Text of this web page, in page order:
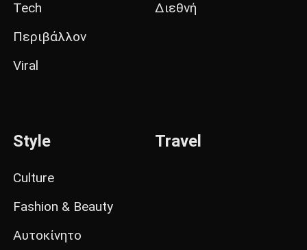
Tech
Περιβάλλον
Viral
Διεθνή
Style
Culture
Fashion & Beauty
Αυτοκίνητο
Travel